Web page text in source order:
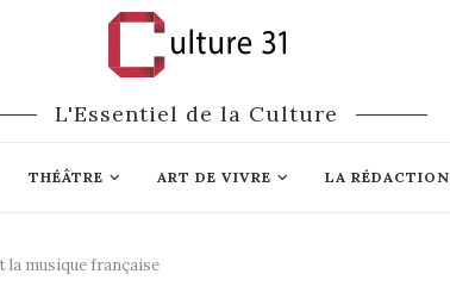
L'Essentiel de la Culture
THÉÂTRE ART DE VIVRE LA RÉDACTION
la musique française